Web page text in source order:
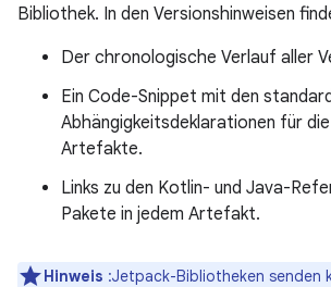
Bibliothek. In den Versionshinweisen
Der chronologische Verlauf aller
Ein Code-Snippet mit den
Abhängigkeitsdeklarationen für
Artefakte.
Links zu den Kotlin- und Java-
Pakete in jedem Artefakt.
Hinweis :Jetpack-Bibliotheken senden